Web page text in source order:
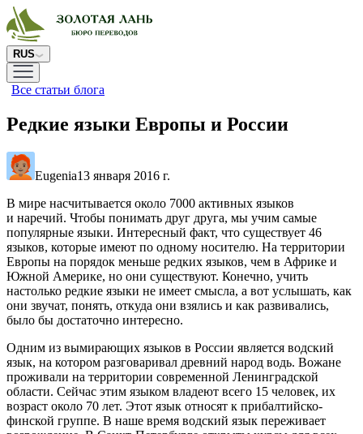
RUS
Все статьи блога
Редкие языки Европы и России
Eugenia13 января 2016 г.
В мире насчитывается около 7000 активных языков
и наречий. Чтобы понимать друг друга, мы учим самые
популярные языки. Интересный факт, что существует 46
языков, которые имеют по одному носителю. На территории
Европы на порядок меньше редких языков, чем в Африке и
Южной Америке, но они существуют. Конечно, учить
настолько редкие языки не имеет смысла, а вот услышать, как
они звучат, понять, откуда они взялись и как развивались,
было бы достаточно интересно.
Одним из вымирающих языков в России является водский
язык, на котором разговаривал древний народ водь. Вожане
проживали на территории современной Ленинградской
области. Сейчас этим языком владеют всего 15 человек, их
возраст около 70 лет. Этот язык относят к прибалтийско-
финской группе. В наше время водский язык переживает